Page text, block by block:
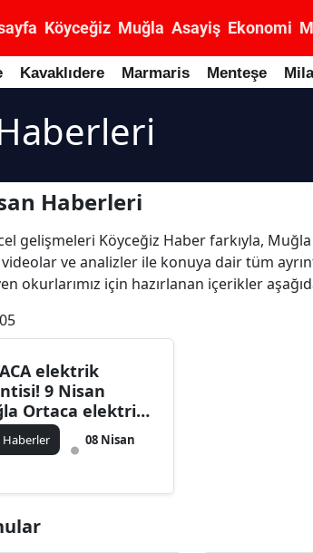
Köyceğiz Muğla Asayiş Ekonomi
Kavaklıdere Marmaris Menteşe
Haberleri
gelişmeleri Köyceğiz Haber farkıyla,
ve analizler ile konuya dair tüm
okurlarımız için hazırlanan içerikler
elektrik
9 Nisan
Ortaca elektrik
ne zaman
elektrikler ne
gelecek?
Haberler
08 Nisan